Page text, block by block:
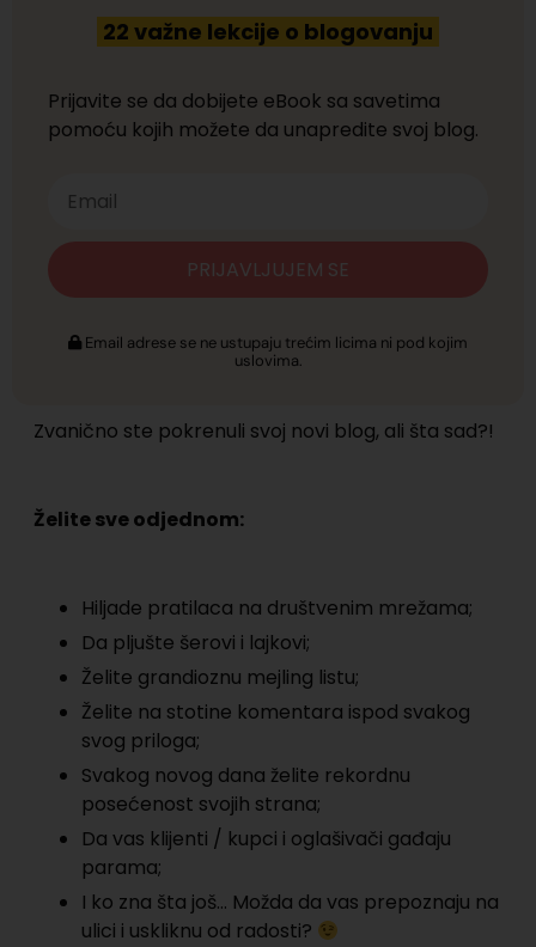
22 važne lekcije o blogovanju
Prijavite se da dobijete eBook sa savetima
pomoću kojih možete da unapredite svoj blog.
PRIJAVLJUJEM SE
Email adrese se ne ustupaju trećim licima ni pod kojim
uslovima.
Zvanično ste pokrenuli svoj novi blog, ali šta sad?!
Želite sve odjednom:
Hiljade pratilaca na društvenim mrežama;
Da pljušte šerovi i lajkovi;
Želite grandioznu mejling listu;
Želite na stotine komentara ispod svakog
svog priloga;
Svakog novog dana želite rekordnu
posećenost svojih strana;
Da vas klijenti / kupci i oglašivači gađaju
parama;
I ko zna šta još… Možda da vas prepoznaju na
ulici i uskliknu od radosti?